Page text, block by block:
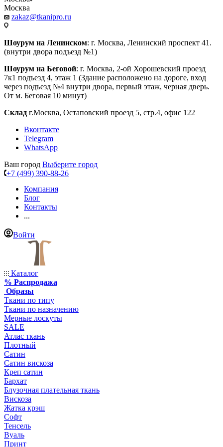
Москва
zakaz@tkanipro.ru
Шоурум на Ленинском: г. Москва, Ленинский проспект 41.
(внутри двора подъезд №1)
Шоурум на Беговой: г. Москва, 2-ой Хорошевский проезд
7к1 подъезд 4, этаж 1 (Здание расположено на дороге, вход
через подъезд №4 внутри двора, первый этаж, черная дверь.
От м. Беговая 10 минут)
Склад г.Москва, Остаповский проезд 5, стр.4, офис 122
Вконтакте
Telegram
WhatsApp
Ваш город Выберите город
+7 (499) 390-88-26
Компания
Блог
Контакты
...
Войти
Каталог
% Распродажа
Образы
Ткани по типу
Ткани по назначению
Мерные лоскуты
SALE
Атлас ткань
Плотный
Сатин
Сатин вискоза
Креп сатин
Бархат
Блузочная плательная ткань
Вискоза
Жатка крэш
Софт
Тенсель
Вуаль
Принт